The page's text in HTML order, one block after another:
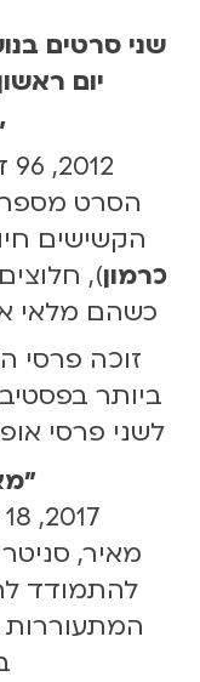
שני סרטים
יום ראשון 10.6.18 בשעה
2012, 96 דקות, במאי:
הסרט מספר
הקשישים
כרמון
כשהם מלאי
זוכה פרסי
ביותר
לשני פרסי
2017, 18 דקות, במאי:
מאיר,
להתמודד
המתעוררות